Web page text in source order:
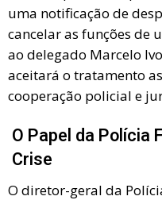
uma notificação de
cancelar as funções de
ao delegado Marcelo
aceitará o tratamento
cooperação policial e
O Papel da Polícia
Crise
O diretor-geral da